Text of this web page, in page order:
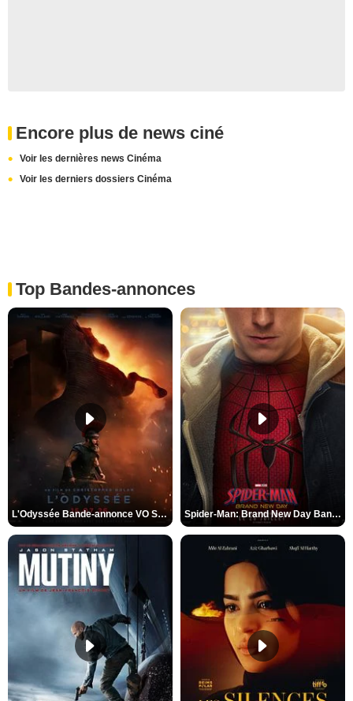
Encore plus de news ciné
Voir les dernières news Cinéma
Voir les derniers dossiers Cinéma
Top Bandes-annonces
L'Odyssée Bande-annonce VO STFR Spider-Man: Brand New Day Bande-annonce VO STFR